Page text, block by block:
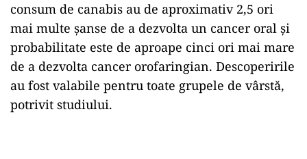
consum de canabis au de aproximativ 2,5 ori
mai multe șanse de a dezvolta un cancer oral și
probabilitate este de aproape cinci ori mai mare
de a dezvolta cancer orofaringian. Descoperirile
au fost valabile pentru toate grupele de vârstă,
potrivit studiului.